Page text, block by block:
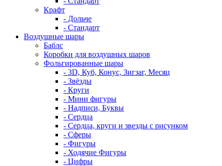
Крафт
- Дольче
- Стандарт
Воздушные шары
Баблс
Коробки для воздушных шаров
Фольгированные шары
- 3D, Куб, Конус, Зигзаг, Месяц
- Звёзды
- Круги
- Мини фигуры
- Надписи, Буквы
- Сердца
- Сердца, круги и звезды с рисунком
- Сферы
- Фигуры
- Ходячие Фигуры
- Цифры